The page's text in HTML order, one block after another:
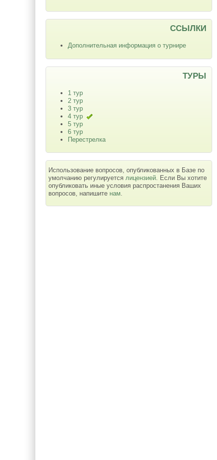
ССЫЛКИ
Дополнительная информация о турнире
ТУРЫ
1 тур
2 тур
3 тур
4 тур
5 тур
6 тур
Перестрелка
Использование вопросов, опубликованных в Базе по
умолчанию регулируется лицензией . Если Вы хотите
опубликовать иные условия распростанения Ваших
вопросов, напишите нам